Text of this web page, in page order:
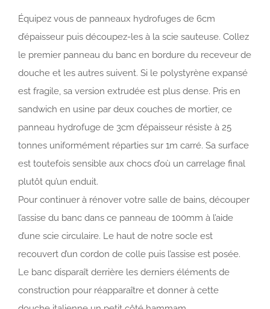
Équipez vous de panneaux hydrofuges de 6cm
d’épaisseur puis découpez-les à la scie sauteuse. Collez
le premier panneau du banc en bordure du receveur de
douche et les autres suivent. Si le polystyrène expansé
est fragile, sa version extrudée est plus dense. Pris en
sandwich en usine par deux couches de mortier, ce
panneau hydrofuge de 3cm d’épaisseur résiste à 25
tonnes uniformément réparties sur 1m carré. Sa surface
est toutefois sensible aux chocs d’où un carrelage final
plutôt qu’un enduit.
Pour continuer à rénover votre salle de bains, découper
l’assise du banc dans ce panneau de 100mm à l’aide
d’une scie circulaire. Le haut de notre socle est
recouvert d’un cordon de colle puis l’assise est posée.
Le banc disparaît derrière les derniers éléments de
construction pour réapparaître et donner à cette